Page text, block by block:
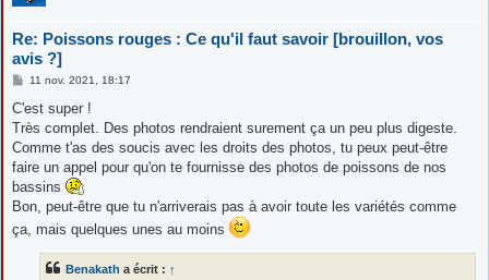
Re: Poissons rouges : Ce qu'il faut savoir [brouillon, vos
avis ?]
M
s
a
g
11 nov. 2021, 18:17
C'est super !
Très complet. Des photos rendraient surement ça un peu plus digeste.
Comme t'as des soucis avec les droits des photos, tu peux peut-être
faire un appel pour qu'on te fournisse des photos de poissons de nos
bassins
Bon, peut-être que tu n'arriverais pas à avoir toute les variétés comme
ça, mais quelques unes au moins
Benakath a écrit : ↑